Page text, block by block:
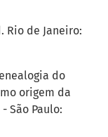
Rio de Janeiro:
do
origem da
São Paulo: